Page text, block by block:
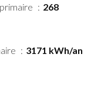
268
3171 kWh/an